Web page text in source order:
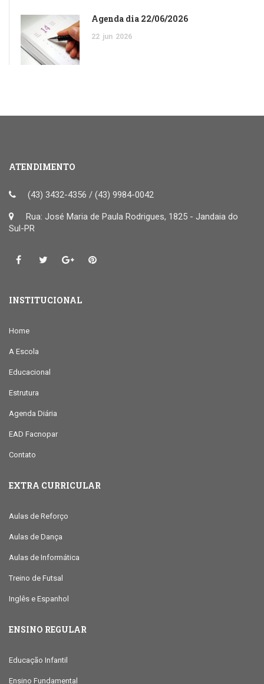
Agenda dia 22/06/2026
22 jun 2026
ATENDIMENTO
(43) 3432-4356 / (43) 9984-0042
Rua: José Maria de Paula Rodrigues, 1825 - Jandaia do
Sul-PR
INSTITUCIONAL
Home
A Escola
Educacional
Estrutura
Agenda Diária
EAD Facnopar
Contato
EXTRA CURRICULAR
Aulas de Reforço
Aulas de Dança
Aulas de Informática
Treino de Futsal
Inglês e Espanhol
ENSINO REGULAR
Educação Infantil
Ensino Fundamental